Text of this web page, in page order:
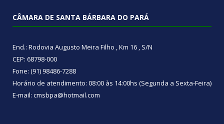
CÂMARA DE SANTA BÁRBARA DO PARÁ
End.: Rodovia Augusto Meira Filho , Km 16 , S/N
CEP: 68798-000
Fone: (91) 98486-7288
Horário de atendimento: 08:00 às 14:00hs (Segunda a Sexta-Feira)
E-mail: cmsbpa@hotmail.com